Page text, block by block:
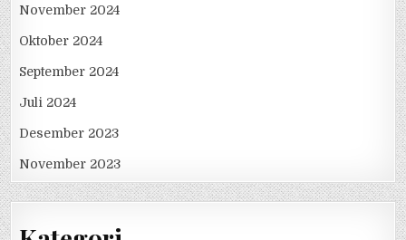
November 2024
Oktober 2024
September 2024
Juli 2024
Desember 2023
November 2023